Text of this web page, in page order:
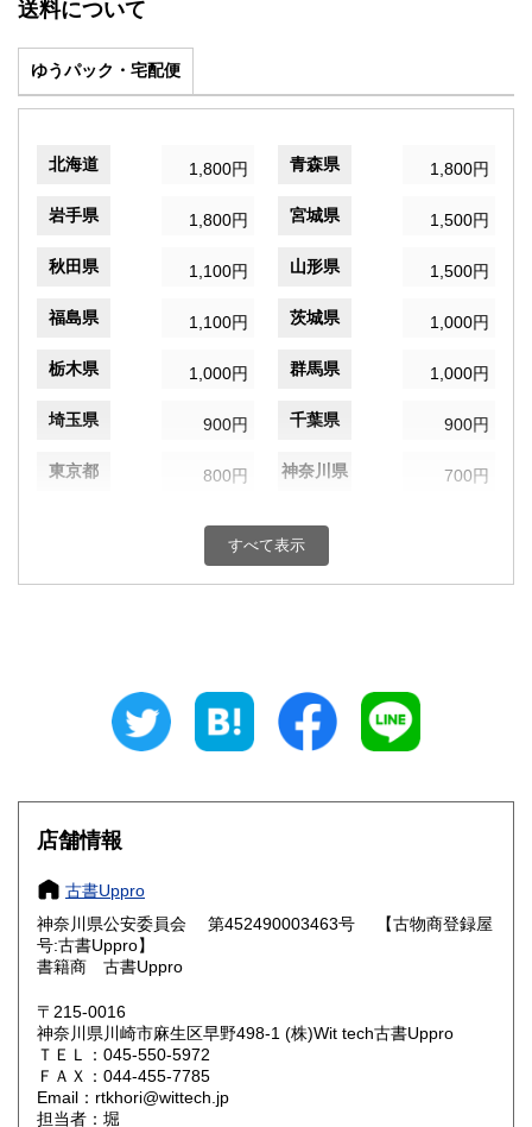
送料について
ゆうパック・宅配便
北海道 1,800円 青森県 1,800円
岩手県 1,800円 宮城県 1,500円
秋田県 1,100円 山形県 1,500円
福島県 1,100円 茨城県 1,000円
栃木県 1,000円 群馬県 1,000円
埼玉県 900円 千葉県 900円
東京都 800円 神奈川県 700円
1,100円 富山県
1,100円 三重県
大阪府
奈良県
鳥取県 1,800円 島根県 1,800円
山口県 1,800円 徳島県 1,800円
香川県 1,800円
すべて表示
店舗情報
古書Uppro
神奈川県公安委員会 第452490003463号 【古物商登録屋
号:古書Uppro】
書籍商 古書Uppro
〒215-0016
神奈川県川崎市麻生区早野498-1 (株)Wit tech古書Uppro
ＴＥＬ：045-550-5972
ＦＡＸ：044-455-7785
Email：rtkhori@wittech.jp
担当者：堀